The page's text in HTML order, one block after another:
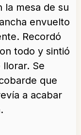
la mesa de su
envuelto
Recordó
todo y sintió
llorar. Se
que
a acabar